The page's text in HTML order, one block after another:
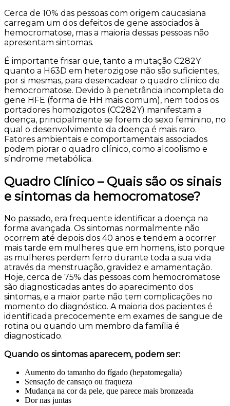
Cerca de 10% das pessoas com origem caucasiana
carregam um dos defeitos de gene associados à
hemocromatose, mas a maioria dessas pessoas não
apresentam sintomas.
É importante frisar que, tanto a mutação C282Y
quanto a H63D em heterozigose não são suficientes,
por si mesmas, para desencadear o quadro clínico de
hemocromatose. Devido à penetrância incompleta do
gene HFE (forma de HH mais comum), nem todos os
portadores homozigotos (CC282Y) manifestam a
doença, principalmente se forem do sexo feminino, no
qual o desenvolvimento da doença é mais raro.
Fatores ambientais e comportamentais associados
podem piorar o quadro clínico, como alcoolismo e
síndrome metabólica.
Quadro Clínico – Quais são os sinais
e sintomas da hemocromatose?
No passado, era frequente identificar a doença na
forma avançada. Os sintomas normalmente não
ocorrem até depois dos 40 anos e tendem a ocorrer
mais tarde em mulheres que em homens, isto porque
as mulheres perdem ferro durante toda a sua vida
através da menstruação, gravidez e amamentação.
Hoje, cerca de 75% das pessoas com hemocromatose
são diagnosticadas antes do aparecimento dos
sintomas, e a maior parte não tem complicações no
momento do diagnóstico. A maioria dos pacientes é
identificada precocemente em exames de sangue de
rotina ou quando um membro da família é
diagnosticado.
Quando os sintomas aparecem, podem ser:
Aumento do tamanho do fígado (hepatomegalia)
Sensação de cansaço ou fraqueza
Mudança na cor da pele, que parece mais bronzeada
Dor nas juntas